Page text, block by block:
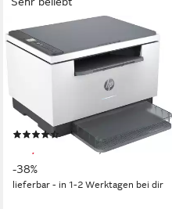
HP
LaserJet MFP M234dw
Multifunktionsdrucker
Auflösung s/w Druck
600 x 1200 dpi
Auflösung Scan
Laserdruck
Druckverfahren
(20)
289,90 €
-38%
lieferbar - in 1-2 Werktagen bei dir